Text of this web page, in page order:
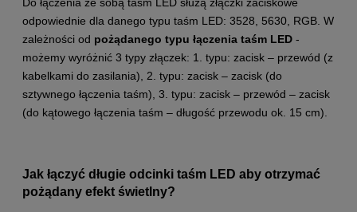
odpowiednie dla danego typu taśm LED: 3528, 5630, RGB. W
zależności od pożądanego typu łączenia taśm LED -
możemy wyróżnić 3 typy złączek: 1. typu: zacisk – przewód (z
kabelkami do zasilania), 2. typu: zacisk – zacisk (do
sztywnego łączenia taśm), 3. typu: zacisk – przewód – zacisk
(do kątowego łączenia taśm – długość przewodu ok. 15 cm).
Jak łączyć długie odcinki taśm LED aby otrzymać
pożądany efekt świetlny?